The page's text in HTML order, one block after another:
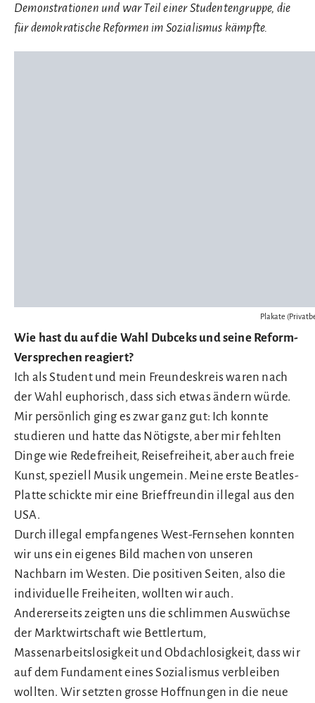
Demonstrationen und war Teil einer Studentengruppe, die
für demokratische Reformen im Sozialismus kämpfte.
Plakate
Wie hast du auf die Wahl Dubceks und seine Reform-
Versprechen reagiert?
Ich als Student und mein Freundeskreis waren nach
der Wahl euphorisch, dass sich etwas ändern würde.
Mir persönlich ging es zwar ganz gut: Ich konnte
studieren und hatte das Nötigste, aber mir fehlten
Dinge wie Redefreiheit, Reisefreiheit, aber auch freie
Kunst, speziell Musik ungemein. Meine erste Beatles-
Platte schickte mir eine Brieffreundin illegal aus den
USA.
Durch illegal empfangenes West-Fernsehen konnten
wir uns ein eigenes Bild machen von unseren
Nachbarn im Westen. Die positiven Seiten, also die
individuelle Freiheiten, wollten wir auch.
Andererseits zeigten uns die schlimmen Auswüchse
der Marktwirtschaft wie Bettlertum,
Massenarbeitslosigkeit und Obdachlosigkeit, dass wir
auf dem Fundament eines Sozialismus verbleiben
wollten. Wir setzten grosse Hoffnungen in die neue